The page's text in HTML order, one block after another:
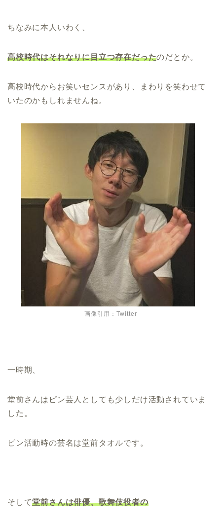
ちなみに本人いわく、
高校時代はそれなりに目立つ存在だったのだとか。
高校時代からお笑いセンスがあり、まわりを笑わせて
いたのかもしれませんね。
画像引用：Twitter
一時期、
堂前さんはピン芸人としても少しだけ活動されていま
した。
ピン活動時の芸名は堂前タオルです。
そして堂前さんは俳優、歌舞伎役者の